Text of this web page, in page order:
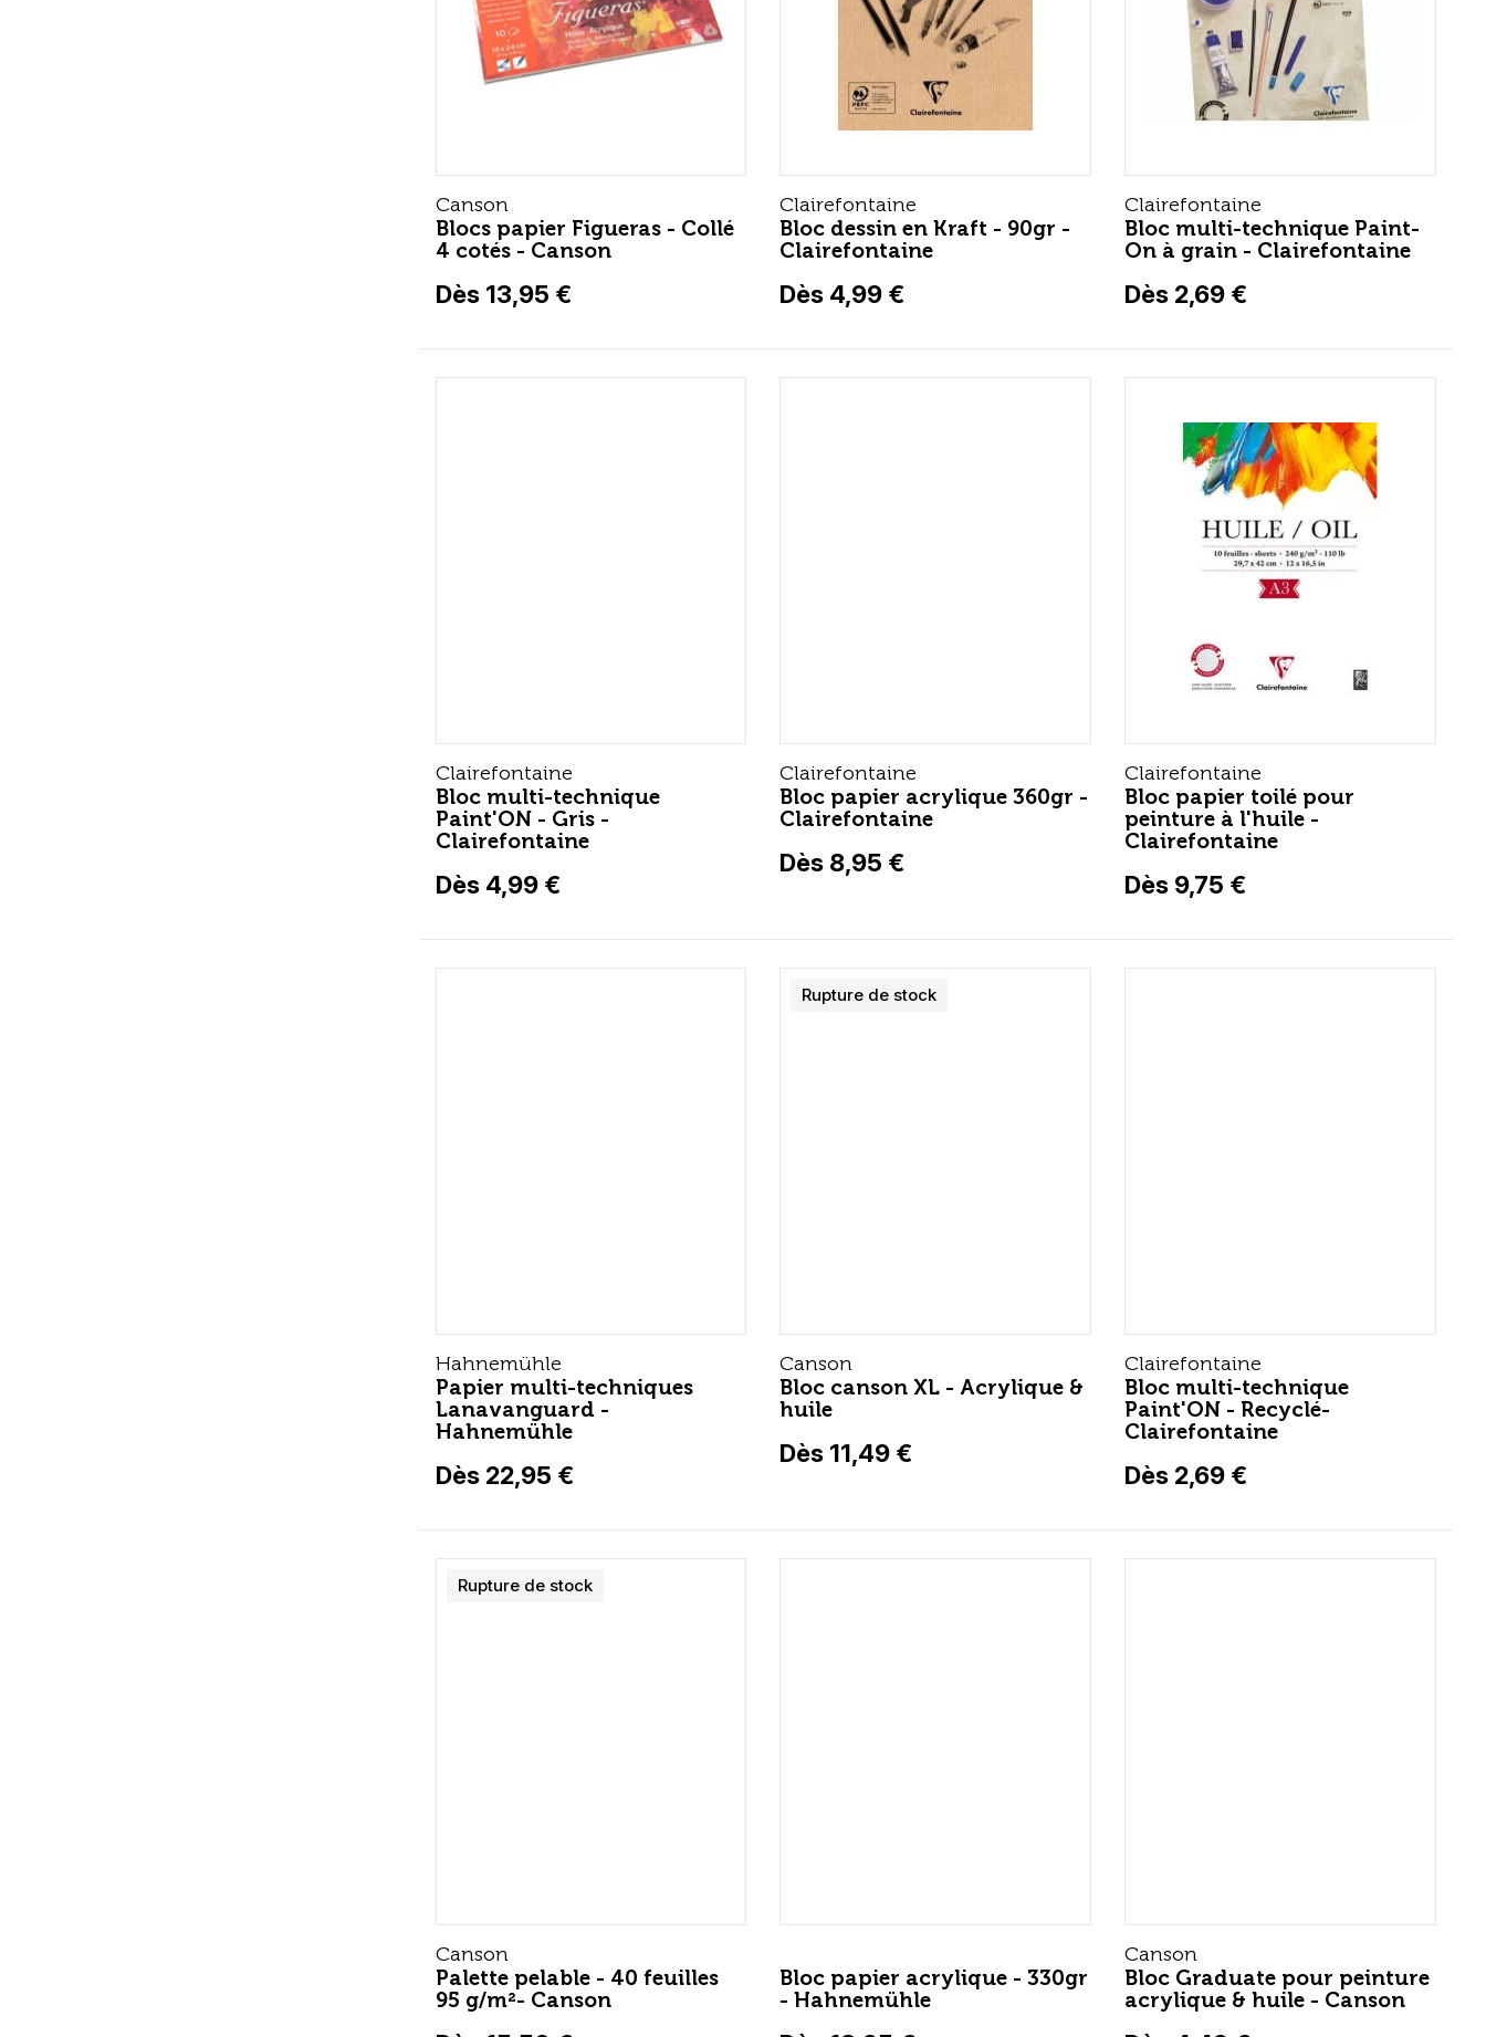
Canson
Blocs papier Figueras - Collé
4 cotés - Canson
Dès 13,95 €
Clairefontaine
Bloc dessin en Kraft - 90gr -
Clairefontaine
Dès 4,99 €
Clairefontaine
Bloc multi-technique Paint-
On à grain - Clairefontaine
Dès 2,69 €
Clairefontaine
Bloc multi-technique
Paint'ON - Gris -
Clairefontaine
Dès 4,99 €
Clairefontaine
Bloc papier acrylique 360gr -
Clairefontaine
Dès 8,95 €
Clairefontaine
Bloc papier toilé pour
peinture à l'huile -
Clairefontaine
Dès 9,75 €
Hahnemühle
Papier multi-techniques
Lanavanguard -
Hahnemühle
Dès 22,95 €
Canson
Bloc canson XL - Acrylique &
huile
Dès 11,49 €
Rupture de stock
Clairefontaine
Bloc multi-technique
Paint'ON - Recyclé-
Clairefontaine
Dès 2,69 €
Canson
Palette pelable - 40 feuilles
95 g/m²- Canson
Rupture de stock
Bloc papier acrylique - 330gr
- Hahnemühle
Canson
Bloc Graduate pour peinture
acrylique & huile - Canson